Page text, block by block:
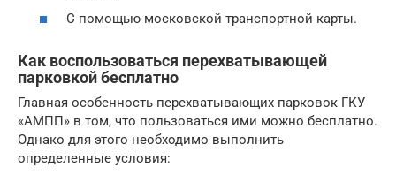
С помощью московской транспортной карты.
Как воспользоваться перехватывающей
парковкой бесплатно
Главная особенность перехватывающих парковок ГКУ
«АМПП» в том, что пользоваться ими можно бесплатно.
Однако для этого необходимо выполнить
определенные условия: